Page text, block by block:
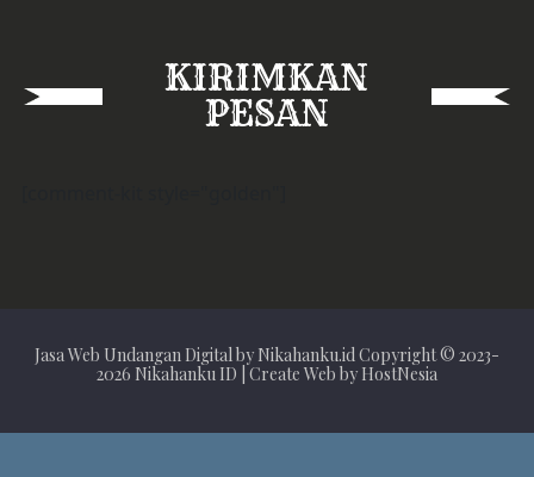
KIRIMKAN
PESAN
Jasa Web Undangan Digital by Nikahanku.id Copyright © 2023-
2026 Nikahanku ID | Create Web by HostNesia